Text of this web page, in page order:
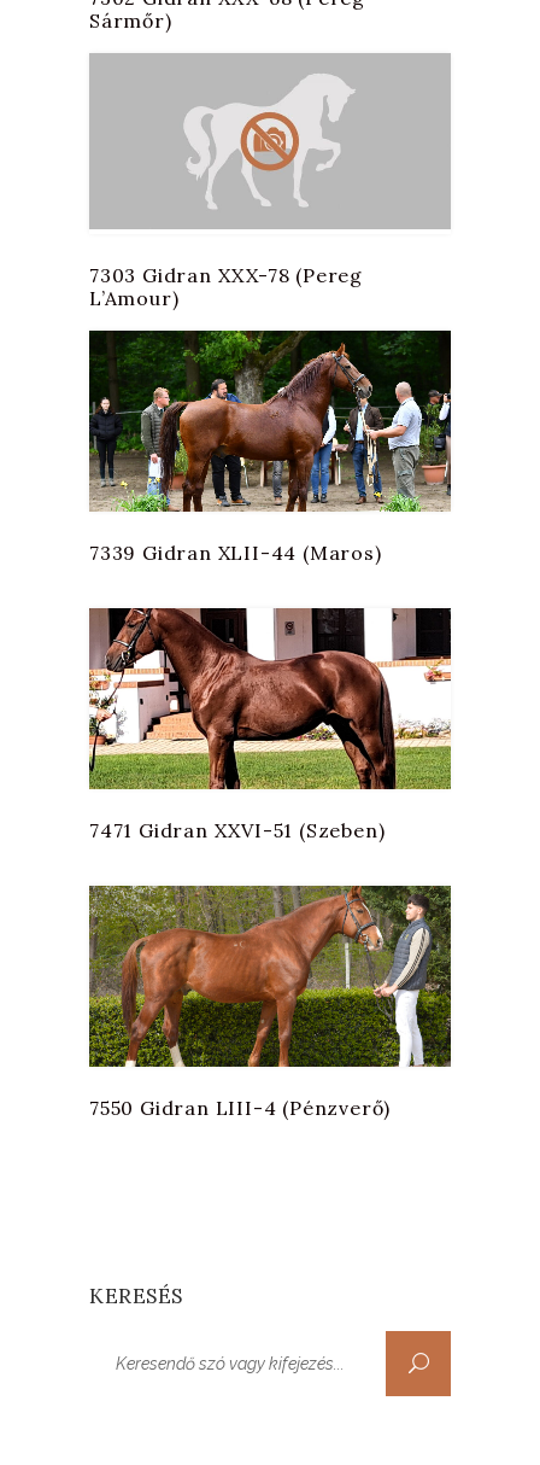
Sármőr)
7303 Gidran XXX-78 (Pereg
L’Amour)
7339 Gidran XLII-44 (Maros)
7471 Gidran XXVI-51 (Szeben)
7550 Gidran LIII-4 (Pénzverő)
KERESÉS